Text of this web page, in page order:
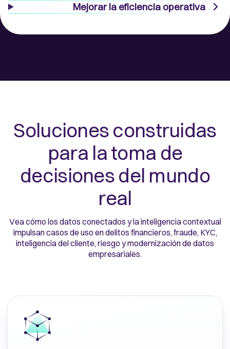
Mejorar la eficiencia operativa
Soluciones construidas
para la toma de
decisiones del mundo
real
Vea cómo los datos conectados y la inteligencia contextual
impulsan casos de uso en delitos financieros, fraude, KYC,
inteligencia del cliente, riesgo y modernización de datos
empresariales.